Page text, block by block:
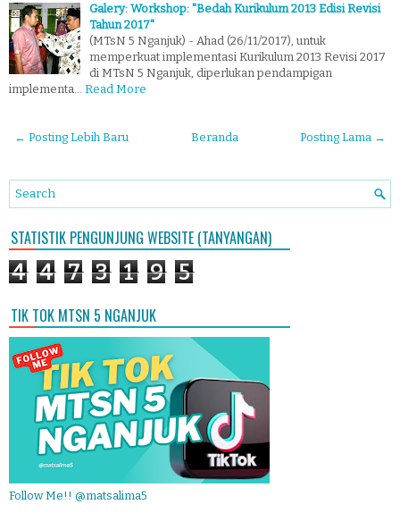
Galery: Workshop: "Bedah Kurikulum 2013 Edisi Revisi
Tahun 2017"
(MTsN 5 Nganjuk) - Ahad (26/11/2017), untuk
memperkuat implementasi Kurikulum 2013 Revisi 2017
di MTsN 5 Nganjuk, diperlukan pendampigan
implementa…
Read More
← Posting Lebih Baru Posting Lama →
Beranda
STATISTIK PENGUNJUNG WEBSITE (TANYANGAN)
4 4 7 3 1 9 5
TIK TOK MTSN 5 NGANJUK
Follow Me!! @matsalima5